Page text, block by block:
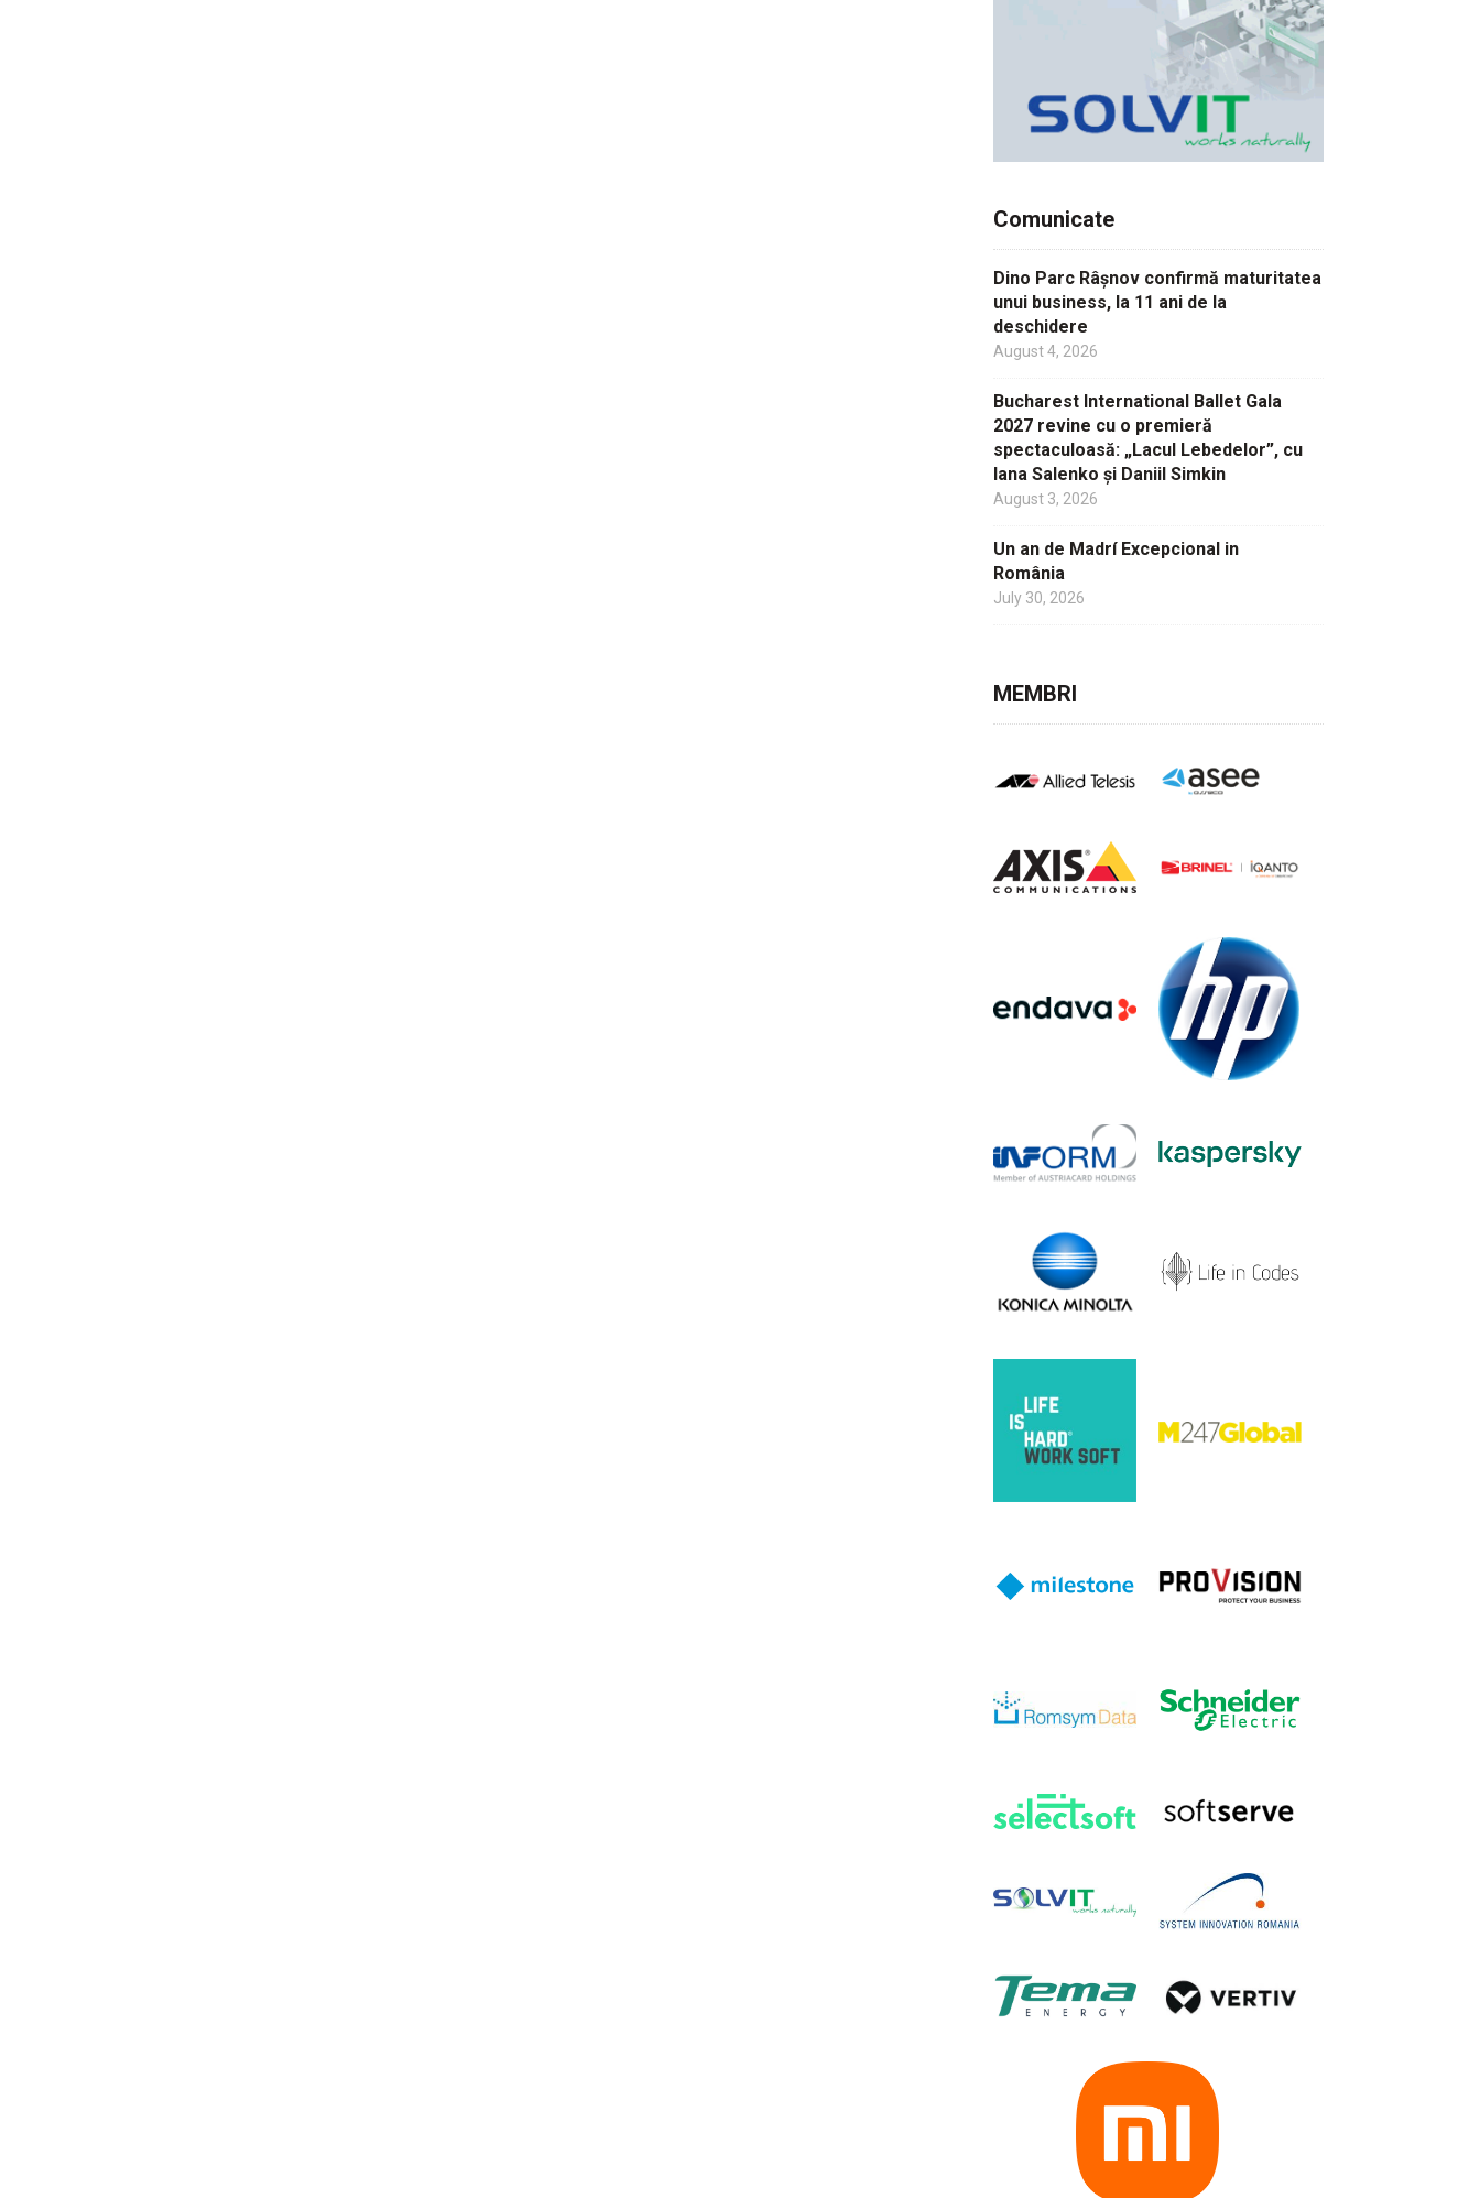
Comunicate
Dino Parc Râșnov confirmă maturitatea
unui business, la 11 ani de la
deschidere
August 4, 2026
Bucharest International Ballet Gala
2027 revine cu o premieră
spectaculoasă: „Lacul Lebedelor”, cu
Iana Salenko și Daniil Simkin
August 3, 2026
Un an de Madrí Excepcional in
România
July 30, 2026
MEMBRI